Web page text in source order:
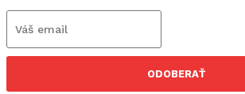
ODOBERAŤ